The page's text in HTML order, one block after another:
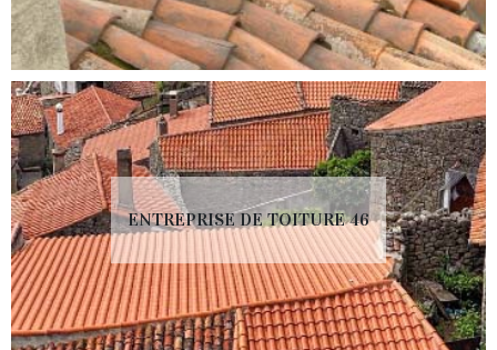
ENTREPRISE DE TOITURE 46